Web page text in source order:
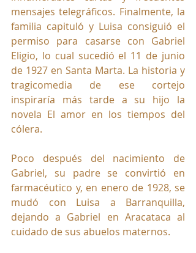
mensajes telegráficos. Finalmente, la
familia capituló y Luisa consiguió el
permiso para casarse con Gabriel
Eligio, lo cual sucedió el 11 de junio
de 1927 en Santa Marta. La historia y
tragicomedia de ese cortejo
inspiraría más tarde a su hijo la
novela El amor en los tiempos del
cólera.
Poco después del nacimiento de
Gabriel, su padre se convirtió en
farmacéutico y, en enero de 1928, se
mudó con Luisa a Barranquilla,
dejando a Gabriel en Aracataca al
cuidado de sus abuelos maternos.